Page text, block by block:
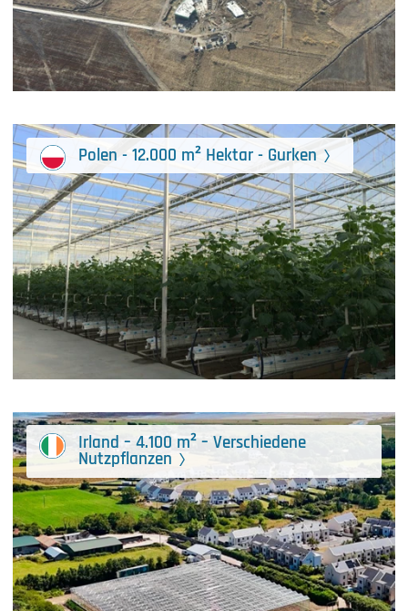
Polen - 12.000 m² Hektar - Gurken
Irland – 4.100 m² – Verschiedene
Nutzpflanzen